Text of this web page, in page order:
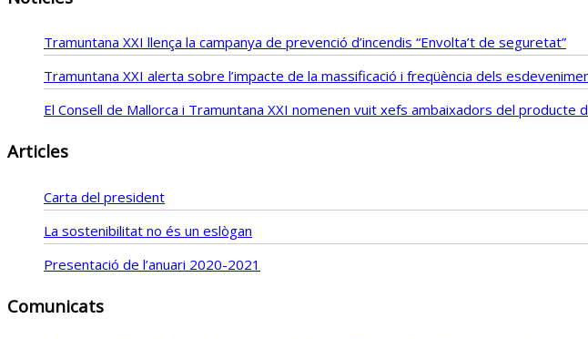
Tramuntana XXI llença la campanya de prevenció d’incendis “Envolta’t de seguretat”
Tramuntana XXI alerta sobre l’impacte de la massificació i freqüència dels
El Consell de Mallorca i Tramuntana XXI nomenen vuit xefs ambaixadors del producte
Articles
Carta del president
La sostenibilitat no és un eslògan
Presentació de l’anuari 2020-2021
Comunicats